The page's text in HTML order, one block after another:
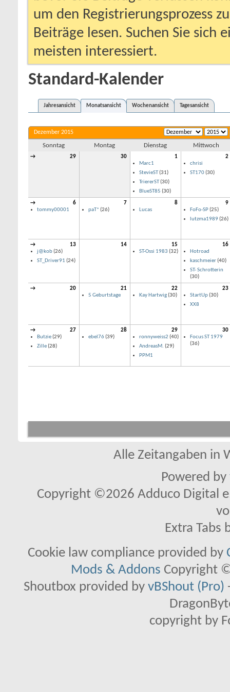
um den Registrierungsprozess
Beiträge lesen. Suchen Sie sich
meisten interessiert.
Standard-Kalender
Jahresansicht Monatsansicht Wochenansicht Tagesansicht
Dezember 2015
Sonntag Montag Dienstag Mittwoch
→ 29 30
1
Marc1
StevieST(31)
TriererST(30)
BlueST85 (30)
2
chrisi
ST170(30)
→
6
tommy00001
7
paT* (26)
8
Lucas
9
FoFo-SP(25)
lutzma1989(26)
→
13
j@kob(26)
ST_Driver91 (24)
14
15
ST-Ossi 1983 (32)
16
Hotroad
kaschmeier(40)
ST- Schrotterin
(30)
→ 20
21
5 Geburtstage
22
Kay Hartwig(30)
23
StartUp(30)
XX8
→
27
Butzie(29)
Zille(28)
28
ebel76(39)
29
ronnyweiss2 (40)
AndreasM. (29)
PPM1
30
Focus ST 1979
(36)
Alle Zeitangaben in
Powered by
Copyright ©2026 Adduco Digital
Extra Tabs
Cookie law compliance provided by
Mods & Addons Copyright
Shoutbox provided by vBShout (Pro)
copyright by